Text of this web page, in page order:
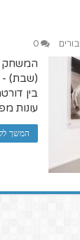
0
המשחק
(שבת) -
בין
עונות
המשך